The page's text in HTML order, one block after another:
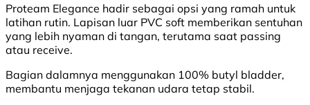
Proteam Elegance hadir sebagai opsi yang ramah untuk
latihan rutin. Lapisan luar PVC soft memberikan sentuhan
yang lebih nyaman di tangan, terutama saat passing
atau receive.
Bagian dalamnya menggunakan 100% butyl bladder,
membantu menjaga tekanan udara tetap stabil.